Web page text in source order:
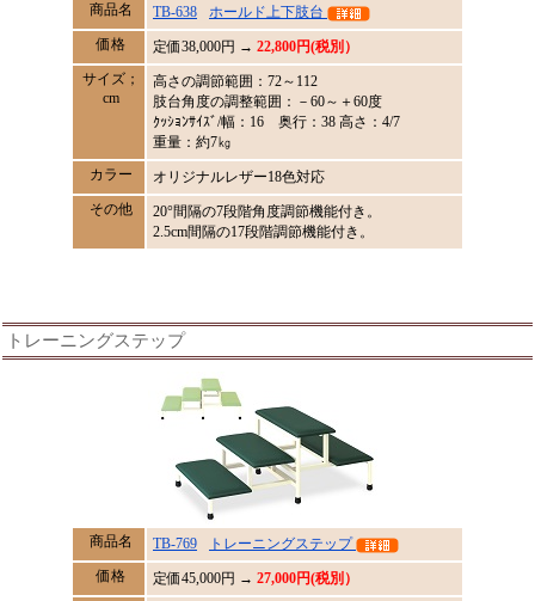
商品名 TB-638
ホールド上下肢台
価格
定価38,000円 → 22,800円(税別）
サイズ；
cm
高さの調節範囲：72～112
肢台角度の調整範囲：－60～＋60度
ｸｯｼｮﾝｻｲｽﾞ/幅：16 奥行：38 高さ：4/7
重量：約7㎏
カラー
オリジナルレザー18色対応
その他
20°間隔の7段階角度調節機能付き。
2.5cm間隔の17段階調節機能付き。
トレーニングステップ
商品名 TB-769
トレーニングステップ
価格
定価45,000円 → 27,000円(税別）